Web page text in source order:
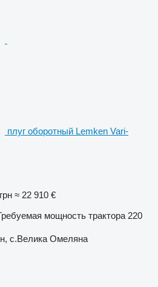
плуг оборотный Lemken Vari-
≈ 22 910 €
мощность трактора 220
н, с.Велика Омеляна